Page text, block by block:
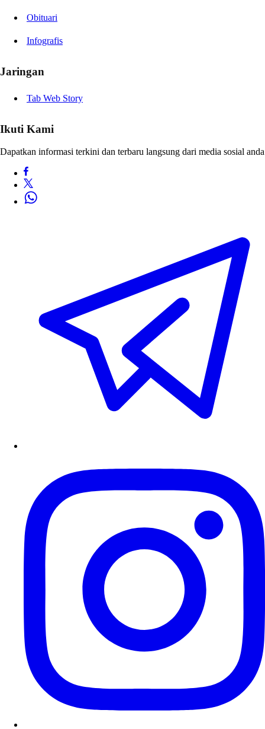
Obituari
Infografis
Jaringan
Tab Web Story
Ikuti Kami
Dapatkan informasi terkini dan terbaru langsung dari media sosial anda